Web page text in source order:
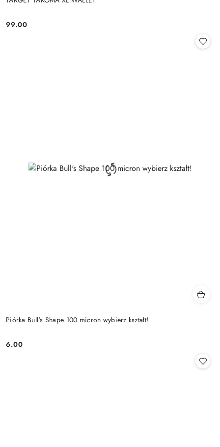
Cena:
99.00
Piórka Bull's Shape 100 micron wybierz kształt!
Cena:
6.00